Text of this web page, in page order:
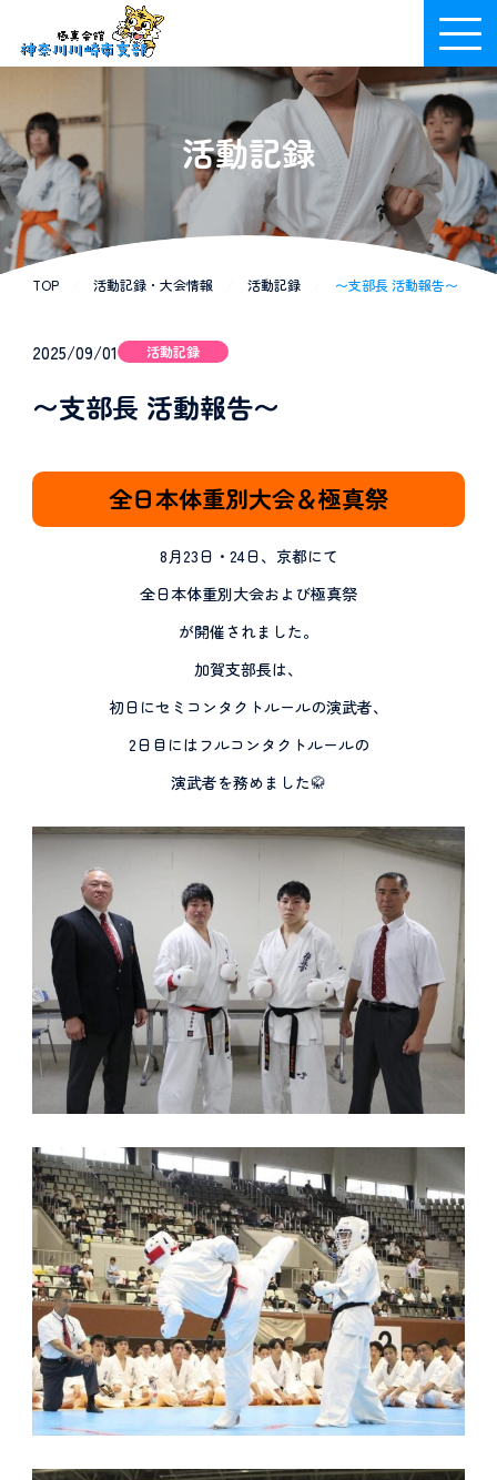
活動記録
TOP 活動記録・大会情報 活動記録 〜支部長 活動報告〜
2025/09/01 活動記録
〜支部長 活動報告〜
全日本体重別大会＆極真祭
8月23日・24日、京都にて
全日本体重別大会および極真祭
が開催されました。
加賀支部長は、
初日にセミコンタクトルールの演武者、
2日目にはフルコンタクトルールの
演武者を務めました🥋